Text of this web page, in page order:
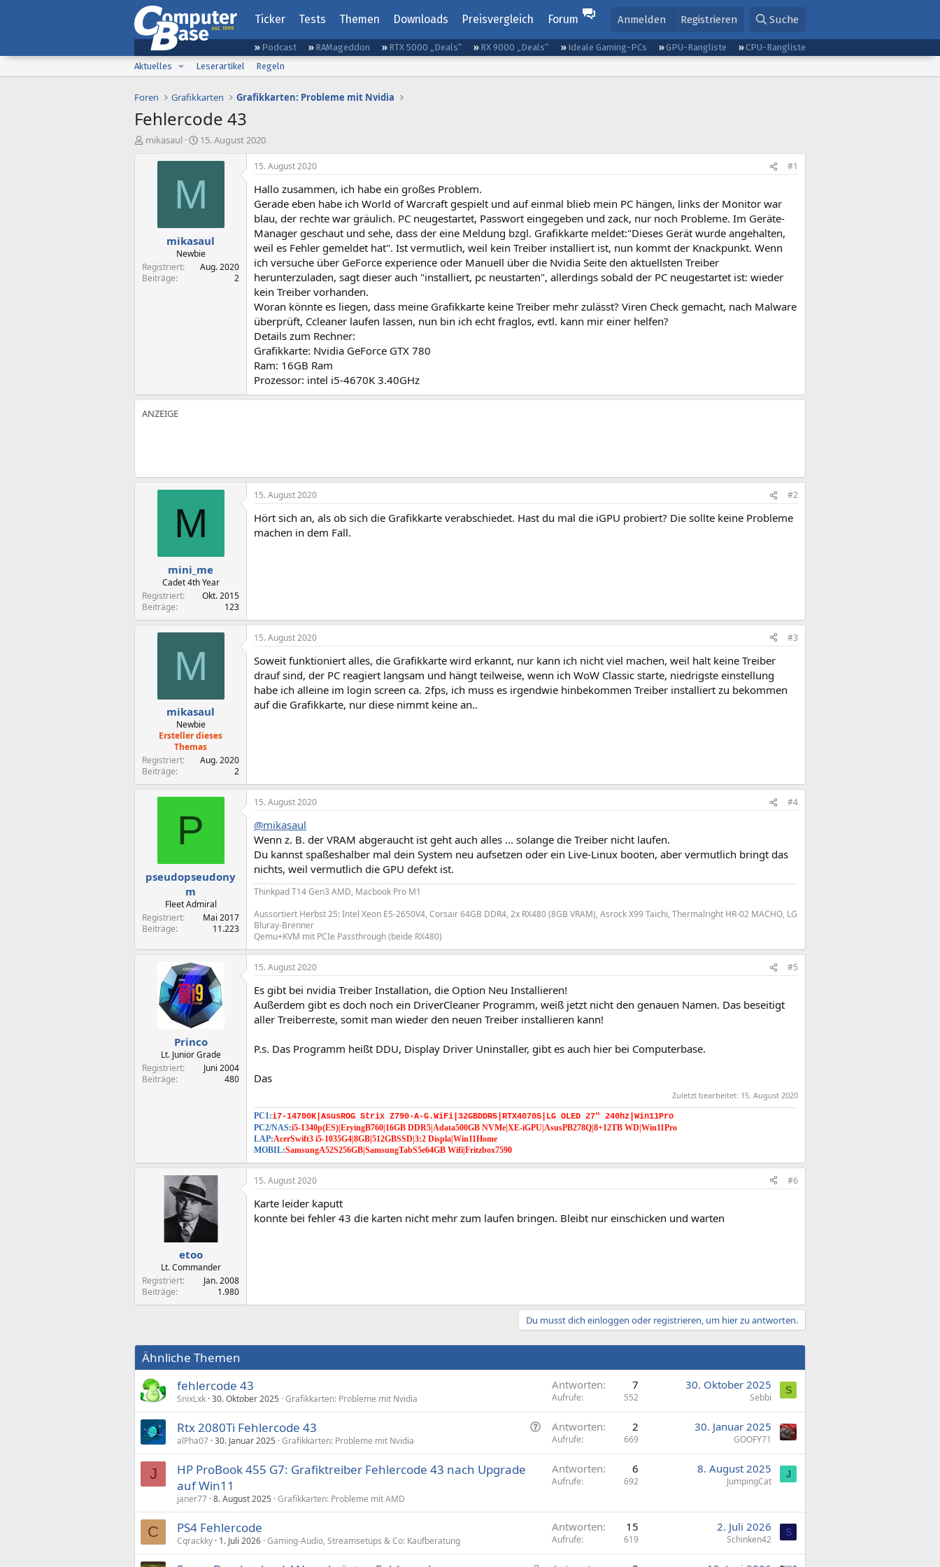
Ticker Tests Themen Downloads Preisvergleich Forum Anmelden Registrieren Suche
Podcast RAMageddon RTX 5000 „Deals“ RX 9000 „Deals“ Ideale Gaming-PCs GPU-Rangliste
CPU-Rangliste
Aktuelles
Leserartikel Regeln
Foren Grafikkarten Grafikkarten: Probleme mit Nvidia
Fehlercode 43
E
mikasaul
E
s
e
t
a
m
15. August 2020
M
mikasaul
Newbie
Registriert
Aug. 2020
Beiträge
2
15. August 2020 #1
Hallo zusammen, ich habe ein großes Problem.
Gerade eben habe ich World of Warcraft gespielt und auf einmal blieb mein PC hängen, links der Monitor war
blau, der rechte war gräulich. PC neugestartet, Passwort eingegeben und zack, nur noch Probleme. Im Geräte-
Manager geschaut und sehe, dass der eine Meldung bzgl. Grafikkarte meldet:"Dieses Gerät wurde angehalten,
weil es Fehler gemeldet hat". Ist vermutlich, weil kein Treiber installiert ist, nun kommt der Knackpunkt. Wenn
ich versuche über GeForce experience oder Manuell über die Nvidia Seite den aktuellsten Treiber
herunterzuladen, sagt dieser auch "installiert, pc neustarten", allerdings sobald der PC neugestartet ist: wieder
kein Treiber vorhanden.
Woran könnte es liegen, dass meine Grafikkarte keine Treiber mehr zulässt? Viren Check gemacht, nach Malware
überprüft, Ccleaner laufen lassen, nun bin ich echt fraglos, evtl. kann mir einer helfen?
Details zum Rechner:
Grafikkarte: Nvidia GeForce GTX 780
Ram: 16GB Ram
Prozessor: intel i5-4670K 3.40GHz
M
mini_me
Cadet 4th Year
Registriert
Okt. 2015
Beiträge
123
15. August 2020 #2
Hört sich an, als ob sich die Grafikkarte verabschiedet. Hast du mal die iGPU probiert? Die sollte keine Probleme
machen in dem Fall.
M
mikasaul
Newbie
Ersteller dieses
Themas
Registriert
Aug. 2020
Beiträge
2
15. August 2020 #3
Soweit funktioniert alles, die Grafikkarte wird erkannt, nur kann ich nicht viel machen, weil halt keine Treiber
drauf sind, der PC reagiert langsam und hängt teilweise, wenn ich WoW Classic starte, niedrigste einstellung
habe ich alleine im login screen ca. 2fps, ich muss es irgendwie hinbekommen Treiber installiert zu bekommen
auf die Grafikkarte, nur diese nimmt keine an..
P
pseudopseudony
m
Fleet Admiral
Registriert
Mai 2017
Beiträge
11.223
15. August 2020 #4
@mikasaul
Wenn z. B. der VRAM abgeraucht ist geht auch alles ... solange die Treiber nicht laufen.
Du kannst spaßeshalber mal dein System neu aufsetzen oder ein Live-Linux booten, aber vermutlich bringt das
nichts, weil vermutlich die GPU defekt ist.
Thinkpad T14 Gen3 AMD, Macbook Pro M1
Aussortiert Herbst 25: Intel Xeon E5-2650V4, Corsair 64GB DDR4, 2x RX480 (8GB VRAM), Asrock X99 Taichi, Thermalright HR-02 MACHO, LG
Bluray-Brenner
Qemu+KVM mit PCIe Passthrough (beide RX480)
Princo
Lt. Junior Grade
Registriert
Juni 2004
Beiträge
480
15. August 2020 #5
Es gibt bei nvidia Treiber Installation, die Option Neu Installieren!
Außerdem gibt es doch noch ein DriverCleaner Programm, weiß jetzt nicht den genauen Namen. Das beseitigt
aller Treiberreste, somit man wieder den neuen Treiber installieren kann!
P.s. Das Programm heißt DDU, Display Driver Uninstaller, gibt es auch hier bei Computerbase.
Das
Zuletzt bearbeitet: 15. August 2020
PC1:i7-14700K|AsusROG Strix Z790-A-G.WiFi|32GBDDR5|RTX4070S|LG OLED 27" 240hz|Win11Pro
PC2/NAS:i5-1340p(ES)|EryingB760|16GB DDR5|Adata500GB NVMe|XE-iGPU|AsusPB278Q|8+12TB WD|Win11Pro
LAP:AcerSwift3 i5-1035G4|8GB|512GBSSD|3:2 Displa|Win11Home
MOBIL:SamsungA52S256GB|SamsungTabS5e64GB Wifi|Fritzbox7590
etoo
Lt. Commander
Registriert
Jan. 2008
Beiträge
1.980
15. August 2020 #6
Karte leider kaputt
konnte bei fehler 43 die karten nicht mehr zum laufen bringen. Bleibt nur einschicken und warten
Du musst dich einloggen oder registrieren, um hier zu antworten.
Ähnliche Themen
fehlercode 43
SnixLxk 30. Oktober 2025 Grafikkarten: Probleme mit Nvidia
Antworten 7
Aufrufe 552
30. Oktober 2025
Sebbi
S
F
a
Rtx 2080Ti Fehlercode 43
alPha07 30. Januar 2025 Grafikkarten: Probleme mit Nvidia
Antworten 2
Aufrufe 669
30. Januar 2025
GOOFY71
J
HP ProBook 455 G7: Grafiktreiber Fehlercode 43 nach Upgrade
auf Win11
janer77 8. August 2025 Grafikkarten: Probleme mit AMD
Antworten 6
Aufrufe 692
8. August 2025
JumpingCat
J
C PS4 Fehlercode
Cqrackky 1. Juli 2026 Gaming-Audio, Streamsetups & Co: Kaufberatung
Antworten 15
Aufrufe 619
2. Juli 2026
Schinken42
S